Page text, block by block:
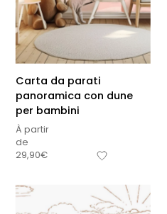
Carta da parati
panoramica con dune
per bambini
À partir
de
29,90€